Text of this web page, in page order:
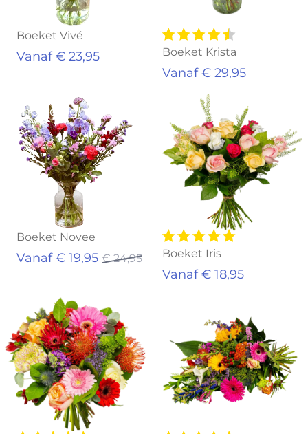
Boeket Vivé
Vanaf € 23,95 Boeket Krista
Vanaf € 29,95
Aanbieding!
Boeket Novee
Vanaf € 19,95 € 24,95 Boeket Iris
Vanaf € 18,95